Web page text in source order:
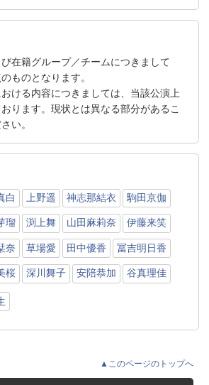
在籍グループ／チームにつきまして
ものとなります。
ける内容につきましては、当該公演上
ります。現状とは異なる部分があるこ
い。
白 上野遥 神志那結衣 駒田京伽
瑠 渕上舞 山田麻莉奈 伊藤来笑
奈 草場愛 田中優香 冨吉明日香
桜 深川舞子 安陪恭加 谷真理佳
▲このページのトップへ